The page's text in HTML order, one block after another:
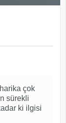
çok
sürekli
ki ilgisi